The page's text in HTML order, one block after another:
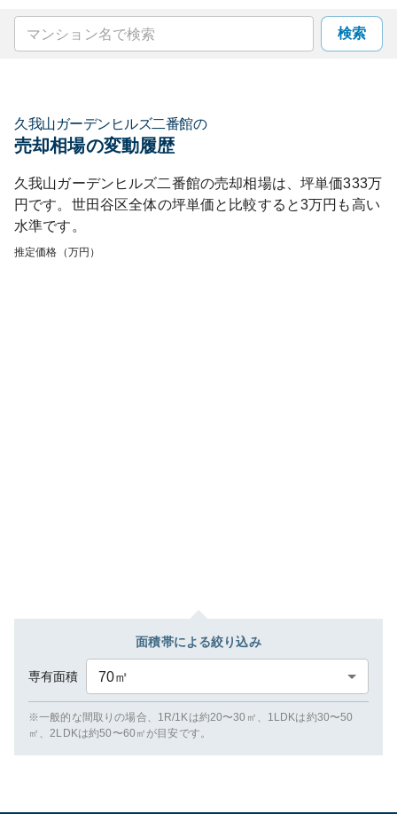
検索
久我山ガーデンヒルズ二番館の
売却相場の変動履歴
久我山ガーデンヒルズ二番館の売却相場は、坪単価333万
円です。 世田谷区全体の坪単価と比較すると3万円も高い
水準です。
推定価格（万円）
面積帯による絞り込み
専有面積 70㎡
※一般的な間取りの場合、1R/1Kは約20〜30㎡、1LDKは約30〜50
㎡、2LDKは約50〜60㎡が目安です。